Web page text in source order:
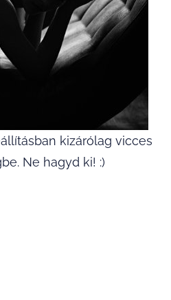
kizárólag vicces
Ne hagyd ki! :)